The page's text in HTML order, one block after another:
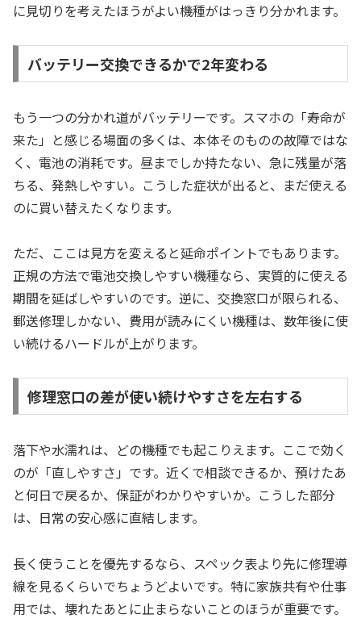
に見切りを考えたほうがよい機種がはっきり分かれます。
バッテリー交換できるかで2年変わる
もう一つの分かれ道がバッテリーです。スマホの「寿命が
来た」と感じる場面の多くは、本体そのものの故障ではな
く、電池の消耗です。昼までしか持たない、急に残量が落
ちる、発熱しやすい。こうした症状が出ると、まだ使える
のに買い替えたくなります。
ただ、ここは見方を変えると延命ポイントでもあります。
正規の方法で電池交換しやすい機種なら、実質的に使える
期間を延ばしやすいのです。逆に、交換窓口が限られる、
郵送修理しかない、費用が読みにくい機種は、数年後に使
い続けるハードルが上がります。
修理窓口の差が使い続けやすさを左右する
落下や水濡れは、どの機種でも起こりえます。ここで効く
のが「直しやすさ」です。近くで相談できるか、預けたあ
と何日で戻るか、保証がわかりやすいか。こうした部分
は、日常の安心感に直結します。
長く使うことを優先するなら、スペック表より先に修理導
線を見るくらいでちょうどよいです。特に家族共有や仕事
用では、壊れたあとに止まらないことのほうが重要です。